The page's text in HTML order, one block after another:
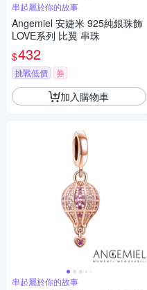
串起屬於你的故事
Angemiel 安婕米 925純銀珠飾
LOVE系列 比翼 串珠
$432
挑戰低價 券
加入購物車
串起屬於你的故事